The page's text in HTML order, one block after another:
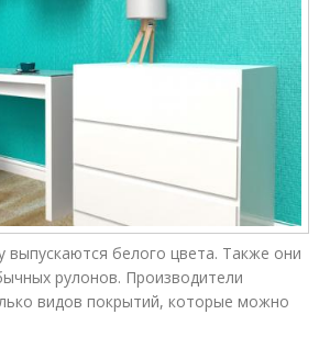
выпускаются белого цвета. Также они
рулонов. Производители
видов покрытий, которые можно